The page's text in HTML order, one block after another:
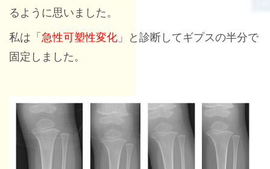
るように思いました。
私は「急性可塑性変化 」と診断してギプスの半分で
固定しました。